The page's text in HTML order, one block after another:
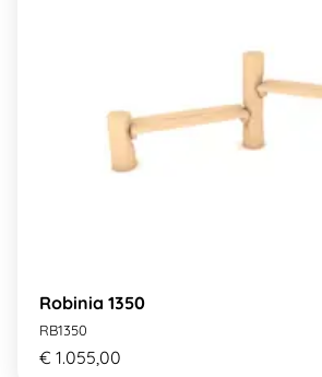
Robinia 1350
RB1350
€ 1.055,00